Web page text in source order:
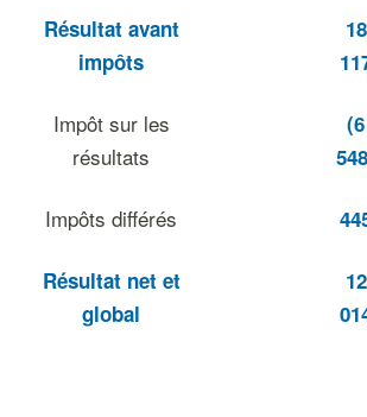
Résultat avant
impôts
18
Impôt sur les
résultats
(6
Impôts différés
Résultat net et
global
12